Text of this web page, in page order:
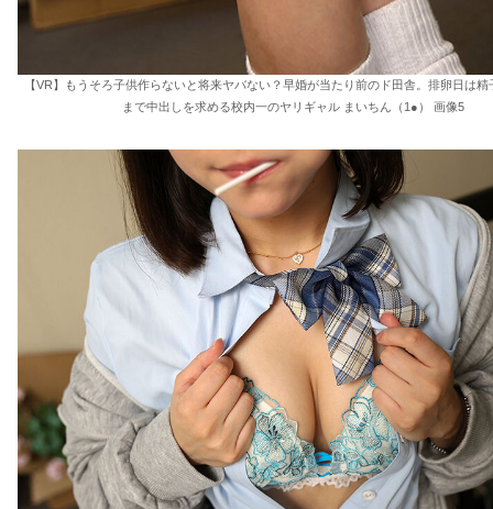
【VR】もうそろ子供作らないと将来ヤバない？早婚が当たり前のド田舎。排卵日は精
まで中出しを求める校内一のヤリギャル まいちん（1●） 画像5